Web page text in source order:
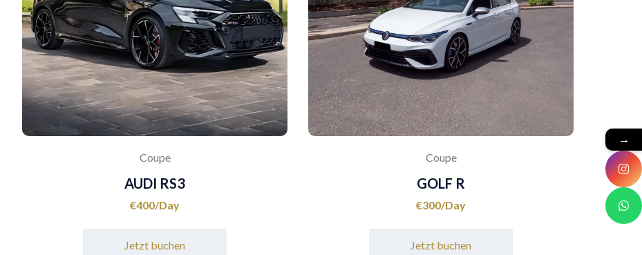
Coupe
AUDI RS3
€400
Jetzt buchen
Coupe
GOLF R
€300
Jetzt buchen
→